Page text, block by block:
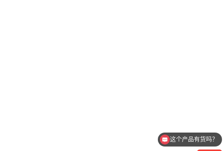
这个产品有货吗？